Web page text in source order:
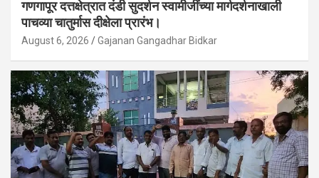
गणगापूर दत्तक्षेत्रात दंडी सुदर्शन स्वामीजींच्या मार्गदर्शनाखाली
पाचव्या चातुर्मास दीक्षेला प्रारंभ।
August 6, 2026 Gajanan Gangadhar Bidkar